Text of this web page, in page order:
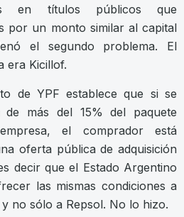
en títulos públicos que
por un monto similar al capital
el segundo problema. El
era Kicillof.
de YPF establece que si se
más del 15% del paquete
el comprador está
oferta pública de adquisición
decir que el Estado Argentino
las mismas condiciones a
no sólo a Repsol. No lo hizo.